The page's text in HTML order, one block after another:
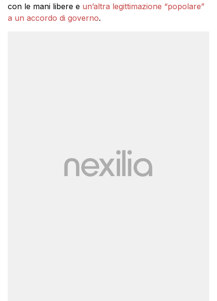
con le mani libere e un’altra legittimazione “popolare”
a un accordo di governo.